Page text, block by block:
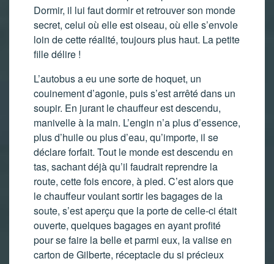
Dormir, il lui faut dormir et retrouver son monde
secret, celui où elle est oiseau, où elle s’envole
loin de cette réalité, toujours plus haut. La petite
fille délire !
L’autobus a eu une sorte de hoquet, un
couinement d’agonie, puis s’est arrêté dans un
soupir. En jurant le chauffeur est descendu,
manivelle à la main. L’engin n’a plus d’essence,
plus d’huile ou plus d’eau, qu’importe, il se
déclare forfait. Tout le monde est descendu en
tas, sachant déjà qu’il faudrait reprendre la
route, cette fois encore, à pied. C’est alors que
le chauffeur voulant sortir les bagages de la
soute, s’est aperçu que la porte de celle-ci était
ouverte, quelques bagages en ayant profité
pour se faire la belle et parmi eux, la valise en
carton de Gilberte, réceptacle du si précieux